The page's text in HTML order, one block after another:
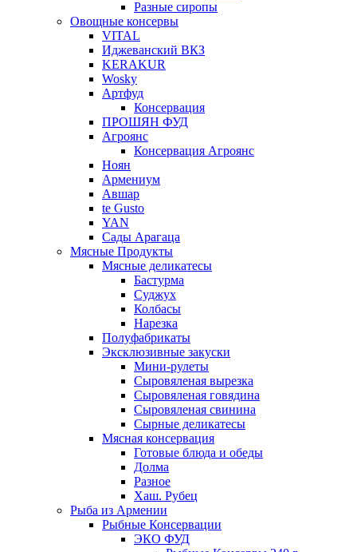
Разные сиропы
Овощные консервы
VITAL
Иджеванский ВКЗ
KERAKUR
Wosky
Артфуд
Консервация
ПРОШЯН ФУД
Агроянс
Консервация Агроянс
Ноян
Армениум
Авшар
te Gusto
YAN
Сады Арагаца
Мясные Продукты
Мясные деликатесы
Бастурма
Суджух
Колбасы
Нарезка
Полуфабрикаты
Эксклюзивные закуски
Мини-рулеты
Сыровяленая вырезка
Сыровяленая говядина
Сыровяленая свинина
Сырные деликатесы
Мясная консервация
Готовые блюда и обеды
Долма
Разное
Хаш. Рубец
Рыба из Армении
Рыбные Консервации
ЭКО ФУД